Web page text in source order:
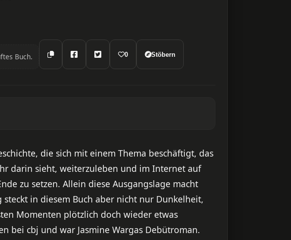
Buch. 0 Stöbern
die sich mit einem Thema beschäftigt, das
darin sieht, weiterzuleben und im Internet auf
zu setzen. Allein diese Ausgangslage macht
in diesem Buch aber nicht nur Dunkelheit,
Momenten plötzlich doch wieder etwas
bei cbj und war Jasmine Wargas Debütroman.